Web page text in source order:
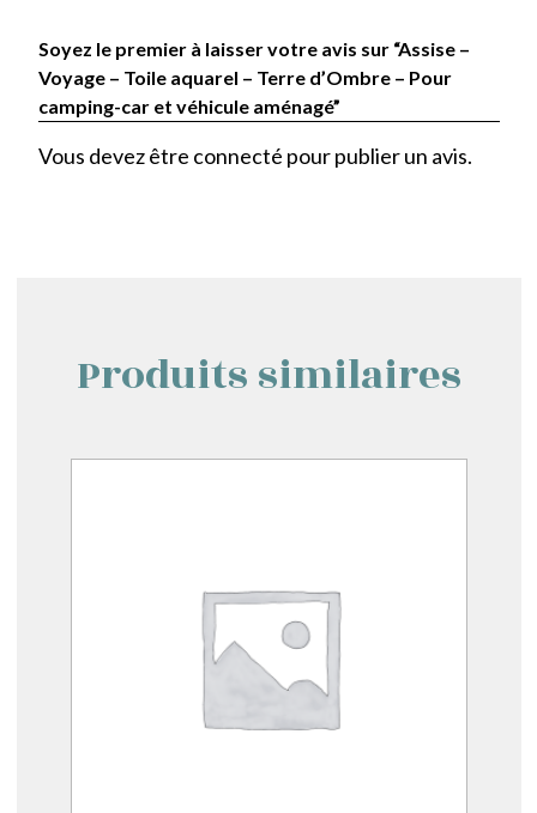
Soyez le premier à laisser votre avis sur “Assise –
Voyage – Toile aquarel – Terre d’Ombre – Pour
camping-car et véhicule aménagé”
Vous devez être connecté pour publier un avis.
Produits similaires